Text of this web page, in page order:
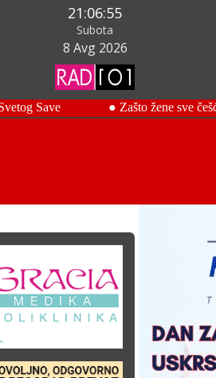
21:06:56
Subota
8 Avg 2026